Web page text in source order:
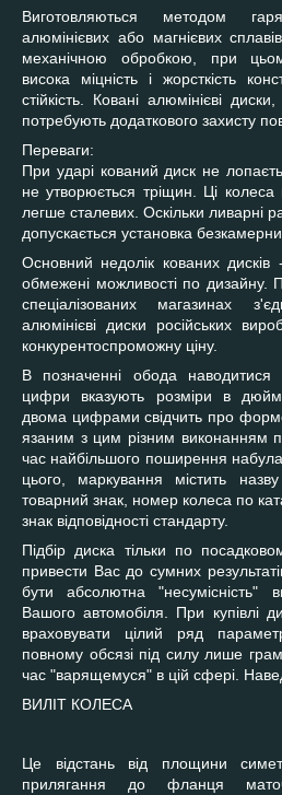
Виготовляються методом
алюмінієвих або магнієвих
механічною обробкою, при
висока міцність і жорсткість
стійкість. Ковані алюмінієві
потребують додаткового захисту
Переваги:
При ударі кований диск не
не утворюється тріщин. Ці
легше сталевих. Оскільки ливарні
допускається установка
Основний недолік кованих
обмежені можливості по дизайну.
спеціалізованих магазинах
алюмінієві диски російських
конкурентоспроможну ціну.
В позначенні обода
цифри вказують розміри в
двома цифрами свідчить про
язаним з цим різним виконанням
час найбільшого поширення
цього, маркування містить
товарний знак, номер колеса по
знак відповідності стандарту.
Підбір диска тільки по
привести Вас до сумних
бути абсолютна "несумісність"
Вашого автомобіля. При купівлі
враховувати цілий ряд
повному обсязі під силу лише
час "варящемуся" в цій сфері.
ВИЛІТ КОЛЕСА
Це відстань від площини
прилягання до фланця